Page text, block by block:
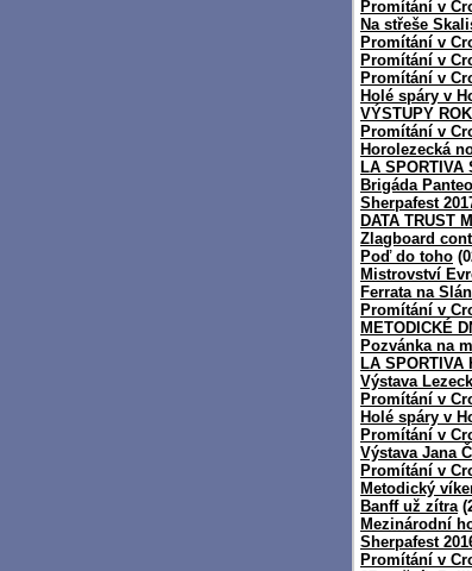
Promítání v
Na střeše
Promítání v
Promítání v
Promítání v
Holé spáry v
VÝSTUPY
Promítání v
Horolezecká
LA
Brigáda
Sherpafest
DATA TRUST
Zlagboard
Poď do toho
Mistrovství
Ferrata na
Promítání v
METODICKÉ
Pozvánka na
LA SPORTIVA
Výstava
Promítání v
Holé spáry v
Promítání v
Výstava Jana
Promítání v
Metodický
Banff už zítra
Mezinárodní
Sherpafest
Promítání v